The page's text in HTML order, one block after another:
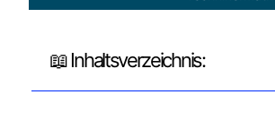
📖 Inhaltsverzeichnis: